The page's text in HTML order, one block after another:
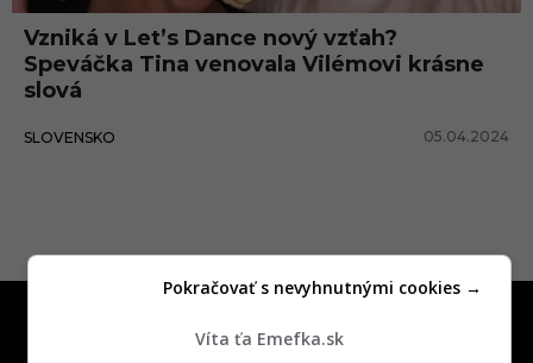
Vzniká v Let’s Dance nový vzťah?
Speváčka Tina venovala Vilémovi krásne
slová
SLOVENSKO 05.04.2024
Víta ťa Emefka.sk
Pokračovať s nevyhnutnými cookies →